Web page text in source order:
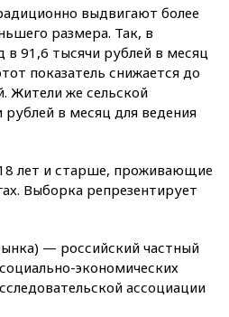
14:20Генпрокурором США
стал Тодд Бланш
13:37Пляжи Геленджика
закрыты из-за опасности БПЛА
13:03 Испания ввела
погранконтроль для
НПЗ, вызванное атакой БПЛА,
потушили
Лерчек
При столкновении
катера и лодки под Самарой
выдвигают более
размера. Так, в
91,6 тысячи рублей в месяц
показатель снижается до
Жители же сельской
в месяц для ведения
18 лет и старше, проживающие
Выборка репрезентирует
— российский частный
экономических
ассоциации